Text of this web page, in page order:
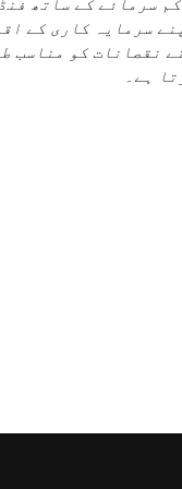
سرمایہ کاری کے
نقصانات کو مناسب
ہے۔